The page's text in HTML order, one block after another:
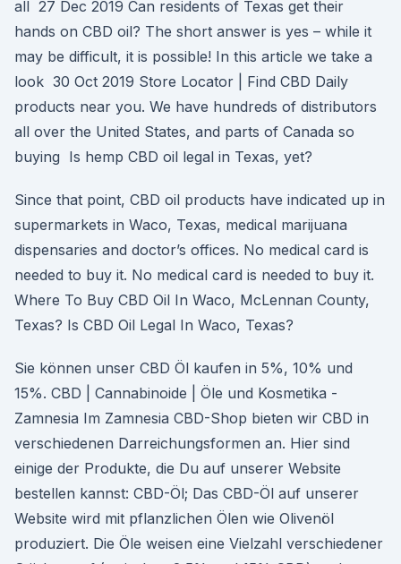
all 27 Dec 2019 Can residents of Texas get their
hands on CBD oil? The short answer is yes – while it
may be difficult, it is possible! In this article we take a
look 30 Oct 2019 Store Locator | Find CBD Daily
products near you. We have hundreds of distributors
all over the United States, and parts of Canada so
buying Is hemp CBD oil legal in Texas, yet?
Since that point, CBD oil products have indicated up in
supermarkets in Waco, Texas, medical marijuana
dispensaries and doctor’s offices. No medical card is
needed to buy it. No medical card is needed to buy it.
Where To Buy CBD Oil In Waco, McLennan County,
Texas? Is CBD Oil Legal In Waco, Texas?
Sie können unser CBD Öl kaufen in 5%, 10% und
15%. CBD | Cannabinoide | Öle und Kosmetika -
Zamnesia Im Zamnesia CBD-Shop bieten wir CBD in
verschiedenen Darreichungsformen an. Hier sind
einige der Produkte, die Du auf unserer Website
bestellen kannst: CBD-Öl; Das CBD-Öl auf unserer
Website wird mit pflanzlichen Ölen wie Olivenöl
produziert. Die Öle weisen eine Vielzahl verschiedener